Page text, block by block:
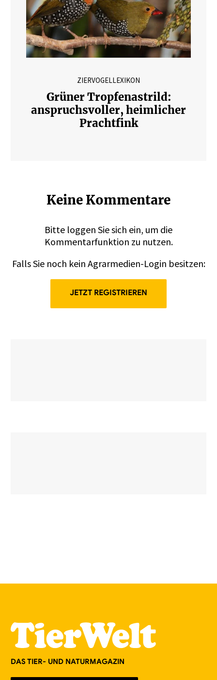
ZIERVOGELLEXIKON
Grüner Tropfenastrild:
anspruchsvoller, heimlicher
Prachtfink
Keine Kommentare
Bitte loggen Sie sich ein, um die
Kommentarfunktion zu nutzen.
Falls Sie noch kein Agrarmedien-Login besitzen:
JETZT REGISTRIEREN
DAS TIER- UND NATURMAGAZIN